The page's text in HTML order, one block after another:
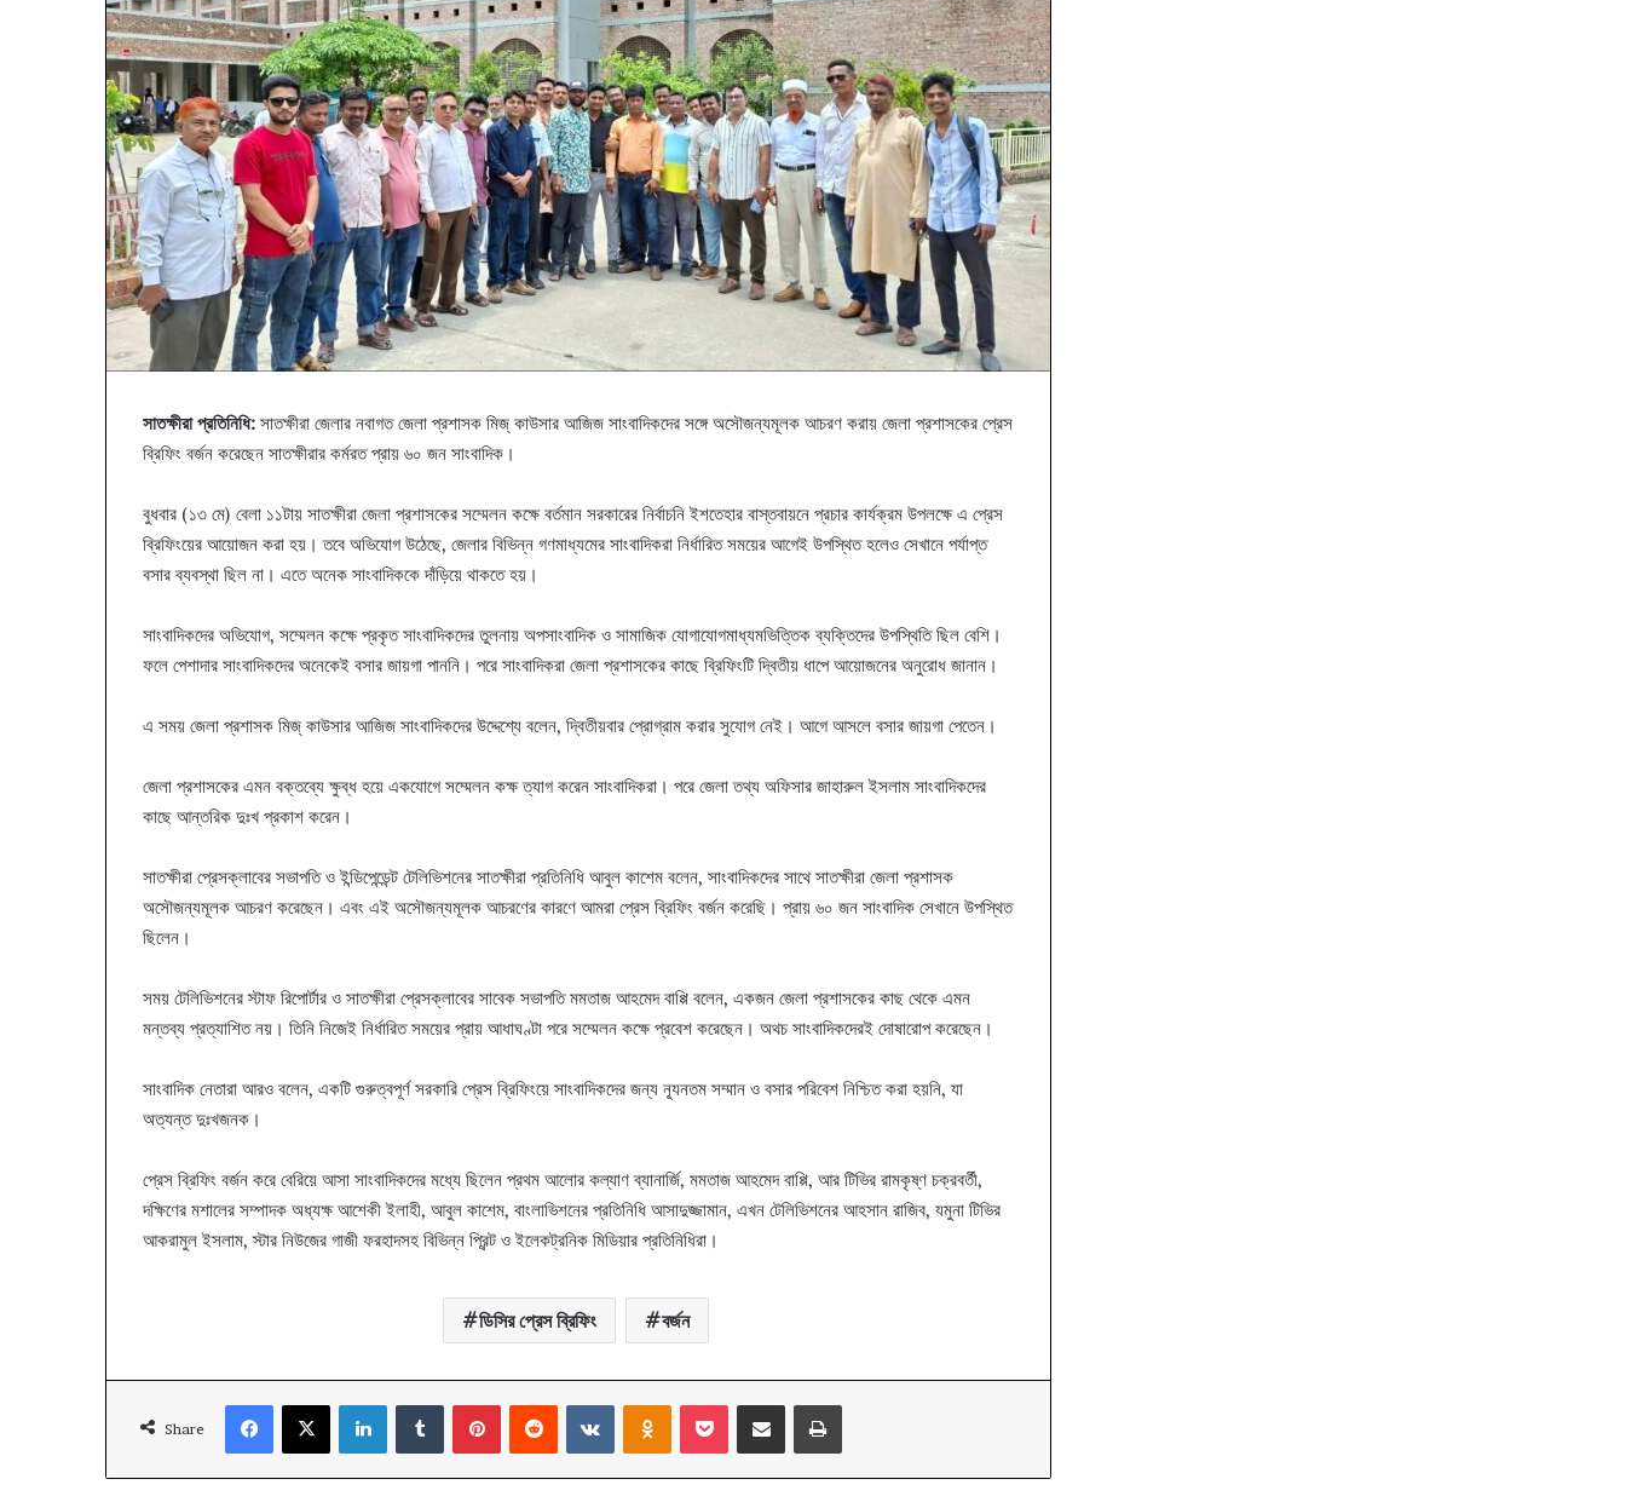
সাতক্ষীরা প্রতিনিধি: সাতক্ষীরা জেলার নবাগত জেলা প্রশাসক মিজ্ কাউসার আজিজ সাংবাদিকদের সঙ্গে অসৌজন্যমূলক আচরণ করায় জেলা প্রশাসকের প্রেস
ব্রিফিং বর্জন করেছেন সাতক্ষীরার কর্মরত প্রায় ৬০ জন সাংবাদিক।
বুধবার (১৩ মে) বেলা ১১টায় সাতক্ষীরা জেলা প্রশাসকের সম্মেলন কক্ষে বর্তমান সরকারের নির্বাচনি ইশতেহার বাস্তবায়নে প্রচার কার্যক্রম উপলক্ষে এ প্রেস
ব্রিফিংয়ের আয়োজন করা হয়। তবে অভিযোগ উঠেছে, জেলার বিভিন্ন গণমাধ্যমের সাংবাদিকরা নির্ধারিত সময়ের আগেই উপস্থিত হলেও সেখানে পর্যাপ্ত
বসার ব্যবস্থা ছিল না। এতে অনেক সাংবাদিককে দাঁড়িয়ে থাকতে হয়।
সাংবাদিকদের অভিযোগ, সম্মেলন কক্ষে প্রকৃত সাংবাদিকদের তুলনায় অপসাংবাদিক ও সামাজিক যোগাযোগমাধ্যমভিত্তিক ব্যক্তিদের উপস্থিতি ছিল বেশি।
ফলে পেশাদার সাংবাদিকদের অনেকেই বসার জায়গা পাননি। পরে সাংবাদিকরা জেলা প্রশাসকের কাছে ব্রিফিংটি দ্বিতীয় ধাপে আয়োজনের অনুরোধ জানান।
এ সময় জেলা প্রশাসক মিজ্ কাউসার আজিজ সাংবাদিকদের উদ্দেশ্যে বলেন, দ্বিতীয়বার প্রোগ্রাম করার সুযোগ নেই। আগে আসলে বসার জায়গা পেতেন।
জেলা প্রশাসকের এমন বক্তব্যে ক্ষুব্ধ হয়ে একযোগে সম্মেলন কক্ষ ত্যাগ করেন সাংবাদিকরা। পরে জেলা তথ্য অফিসার জাহারুল ইসলাম সাংবাদিকদের
কাছে আন্তরিক দুঃখ প্রকাশ করেন।
সাতক্ষীরা প্রেসক্লাবের সভাপতি ও ইন্ডিপেন্ডেন্ট টেলিভিশনের সাতক্ষীরা প্রতিনিধি আবুল কাশেম বলেন, সাংবাদিকদের সাথে সাতক্ষীরা জেলা প্রশাসক
অসৌজন্যমূলক আচরণ করেছেন। এবং এই অসৌজন্যমূলক আচরণের কারণে আমরা প্রেস ব্রিফিং বর্জন করেছি। প্রায় ৬০ জন সাংবাদিক সেখানে উপস্থিত
ছিলেন।
সময় টেলিভিশনের স্টাফ রিপোর্টার ও সাতক্ষীরা প্রেসক্লাবের সাবেক সভাপতি মমতাজ আহমেদ বাপ্পি বলেন, একজন জেলা প্রশাসকের কাছ থেকে এমন
মন্তব্য প্রত্যাশিত নয়। তিনি নিজেই নির্ধারিত সময়ের প্রায় আধাঘণ্টা পরে সম্মেলন কক্ষে প্রবেশ করেছেন। অথচ সাংবাদিকদেরই দোষারোপ করেছেন।
সাংবাদিক নেতারা আরও বলেন, একটি গুরুত্বপূর্ণ সরকারি প্রেস ব্রিফিংয়ে সাংবাদিকদের জন্য ন্যূনতম সম্মান ও বসার পরিবেশ নিশ্চিত করা হয়নি, যা
অত্যন্ত দুঃখজনক।
প্রেস ব্রিফিং বর্জন করে বেরিয়ে আসা সাংবাদিকদের মধ্যে ছিলেন প্রথম আলোর কল্যাণ ব্যানার্জি, মমতাজ আহমেদ বাপ্পি, আর টিভির রামকৃষ্ণ চক্রবর্তী,
দক্ষিণের মশালের সম্পাদক অধ্যক্ষ আশেকী ইলাহী, আবুল কাশেম, বাংলাভিশনের প্রতিনিধি আসাদুজ্জামান, এখন টেলিভিশনের আহসান রাজিব, যমুনা টিভির
আকরামুল ইসলাম, স্টার নিউজের গাজী ফরহাদসহ বিভিন্ন প্রিন্ট ও ইলেকট্রনিক মিডিয়ার প্রতিনিধিরা।
ডিসির প্রেস ব্রিফিং বর্জন
Share
Facebook
X LinkedInTumblrPinterestReddit VKontakteOdnoklassniki
Pocket Share via Email Print